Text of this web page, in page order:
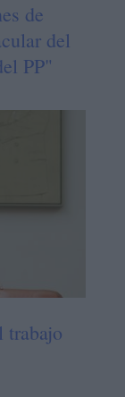
de
del
PP"
trabajo